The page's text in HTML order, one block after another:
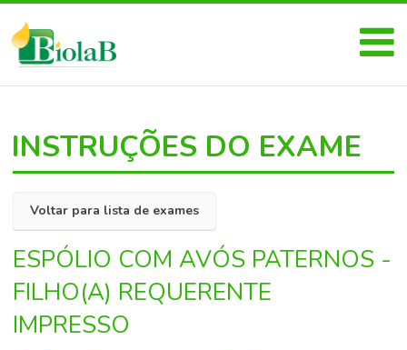
INSTRUÇÕES DO EXAME
Voltar para lista de exames
ESPÓLIO COM AVÓS PATERNOS -
FILHO(A) REQUERENTE
IMPRESSO